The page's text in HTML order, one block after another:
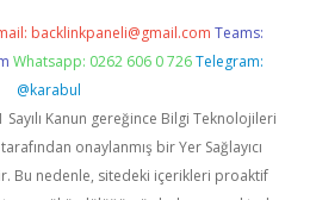
backlinkpaneli@gmail.com Teams:
Whatsapp: 0262 606 0 726 Telegram:
@karabul
Sayılı Kanun gereğince Bilgi Teknolojileri
onaylanmış bir Yer Sağlayıcı
Bu nedenle, sitedeki içerikleri proaktif